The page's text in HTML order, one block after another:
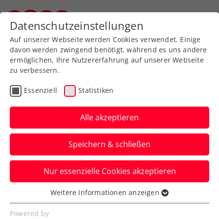
Zurück zur Newsübersicht
ATP
Knalleffekt: ÖTV-
Paradedoppel
Erler/Miedler ist zurück
Österreichs Davis-Cup-Duo bildet ab
sofort auch abseits der
Nationalmannschaft wieder ein Team.
Verfasst von: Presseaussendung / Redaktion, 16.03.2026
Datenschutzeinstellungen
Auf unserer Webseite werden Cookies verwendet. Einige
davon werden zwingend benötigt, während es uns andere
ermöglichen, Ihre Nutzererfahrung auf unserer Webseite
zu verbessern.
Essenziell Statistiken
Alle akzeptieren
Speichern & schließen
Nur essenzielle Cookies akzeptieren
Essenziell
Essenzielle Cookies werden für grundlegende
Weitere Informationen anzeigen
Powered by